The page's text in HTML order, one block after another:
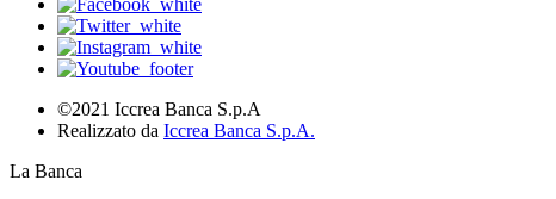
©2021 Iccrea Banca S.p.A
Realizzato da Iccrea Banca S.p.A.
La Banca